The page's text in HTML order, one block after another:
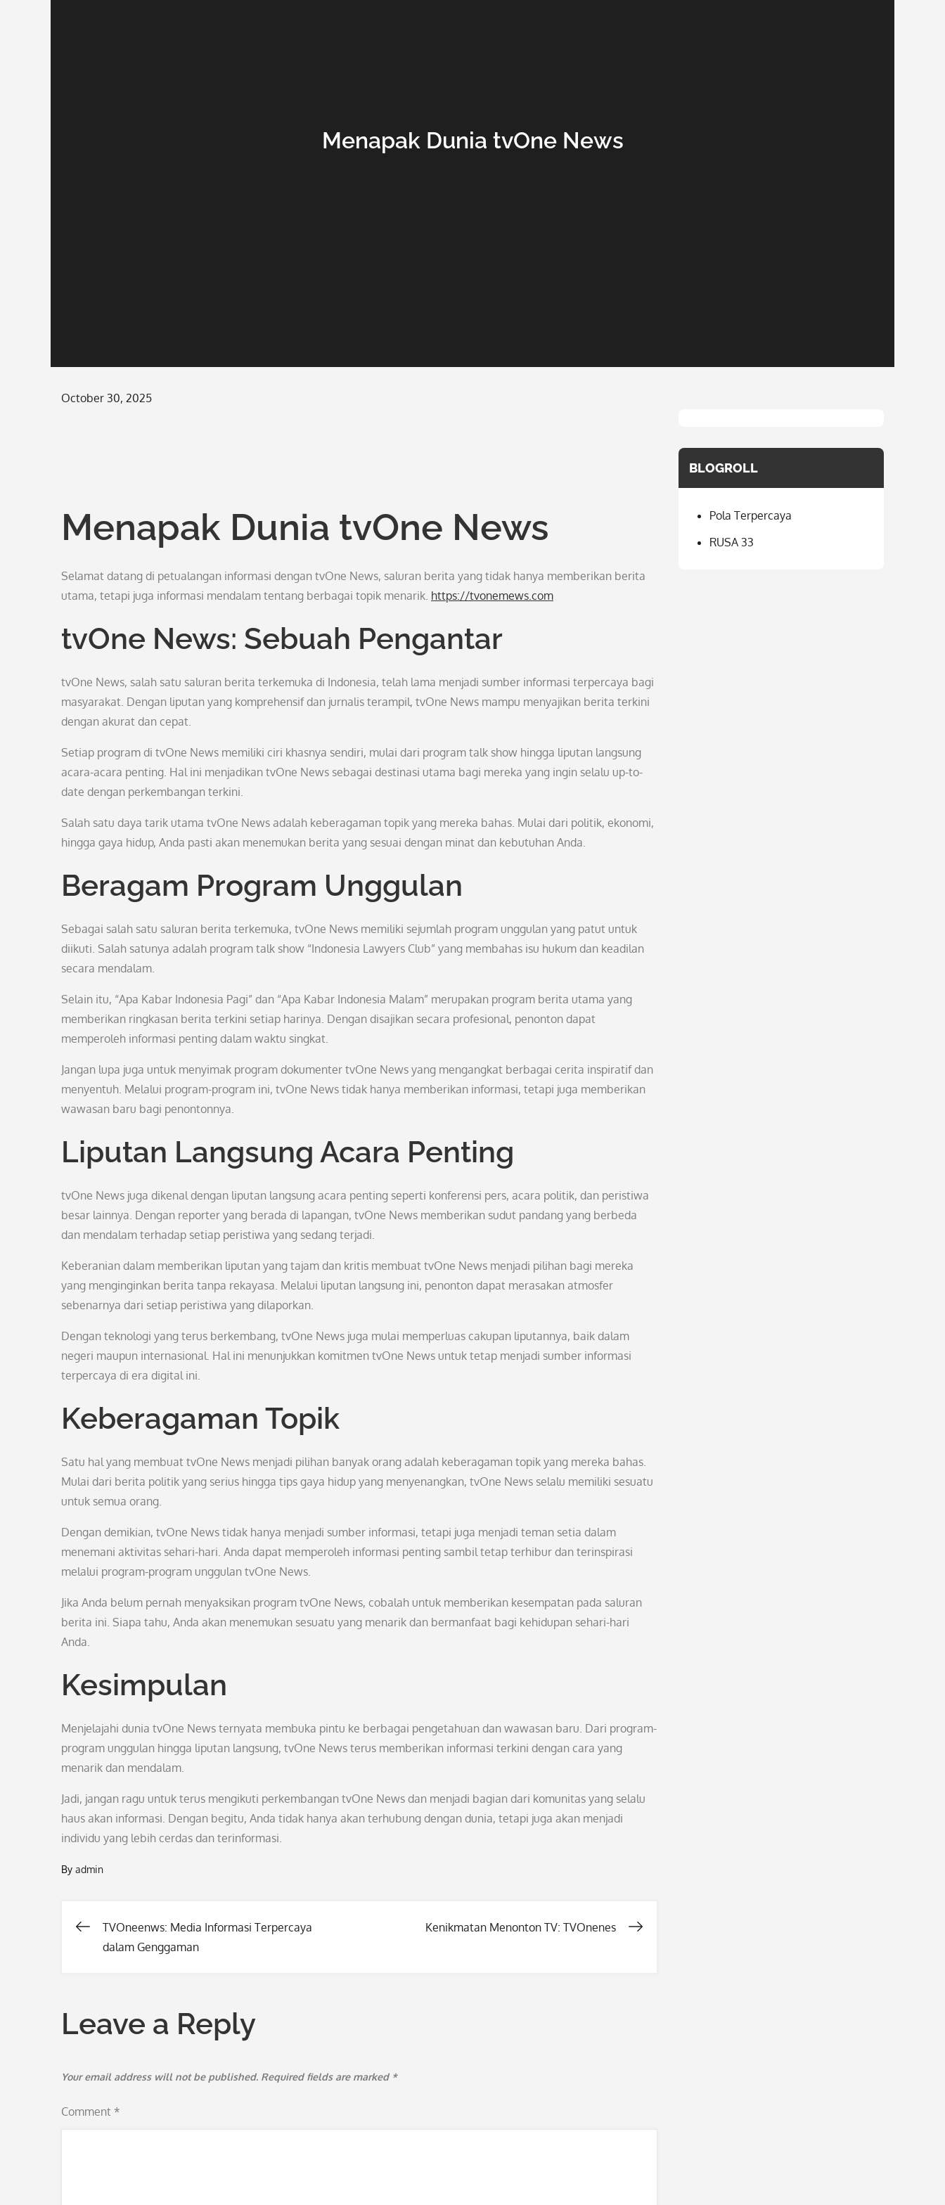
Menapak Dunia tvOne News
Posted
October 30, 2025
Menapak Dunia tvOne News
Selamat datang di petualangan informasi dengan tvOne News, saluran berita yang tidak hanya memberikan berita
utama, tetapi juga informasi mendalam tentang berbagai topik menarik. https://tvonemews.com
tvOne News: Sebuah Pengantar
tvOne News, salah satu saluran berita terkemuka di Indonesia, telah lama menjadi sumber informasi terpercaya bagi
masyarakat. Dengan liputan yang komprehensif dan jurnalis terampil, tvOne News mampu menyajikan berita terkini
dengan akurat dan cepat.
Setiap program di tvOne News memiliki ciri khasnya sendiri, mulai dari program talk show hingga liputan langsung
acara-acara penting. Hal ini menjadikan tvOne News sebagai destinasi utama bagi mereka yang ingin selalu up-to-
date dengan perkembangan terkini.
Salah satu daya tarik utama tvOne News adalah keberagaman topik yang mereka bahas. Mulai dari politik, ekonomi,
hingga gaya hidup, Anda pasti akan menemukan berita yang sesuai dengan minat dan kebutuhan Anda.
Beragam Program Unggulan
Sebagai salah satu saluran berita terkemuka, tvOne News memiliki sejumlah program unggulan yang patut untuk
diikuti. Salah satunya adalah program talk show “Indonesia Lawyers Club” yang membahas isu hukum dan keadilan
secara mendalam.
Selain itu, “Apa Kabar Indonesia Pagi” dan “Apa Kabar Indonesia Malam” merupakan program berita utama yang
memberikan ringkasan berita terkini setiap harinya. Dengan disajikan secara profesional, penonton dapat
memperoleh informasi penting dalam waktu singkat.
Jangan lupa juga untuk menyimak program dokumenter tvOne News yang mengangkat berbagai cerita inspiratif dan
menyentuh. Melalui program-program ini, tvOne News tidak hanya memberikan informasi, tetapi juga memberikan
wawasan baru bagi penontonnya.
Liputan Langsung Acara Penting
tvOne News juga dikenal dengan liputan langsung acara penting seperti konferensi pers, acara politik, dan peristiwa
besar lainnya. Dengan reporter yang berada di lapangan, tvOne News memberikan sudut pandang yang berbeda
dan mendalam terhadap setiap peristiwa yang sedang terjadi.
Keberanian dalam memberikan liputan yang tajam dan kritis membuat tvOne News menjadi pilihan bagi mereka
yang menginginkan berita tanpa rekayasa. Melalui liputan langsung ini, penonton dapat merasakan atmosfer
sebenarnya dari setiap peristiwa yang dilaporkan.
Dengan teknologi yang terus berkembang, tvOne News juga mulai memperluas cakupan liputannya, baik dalam
negeri maupun internasional. Hal ini menunjukkan komitmen tvOne News untuk tetap menjadi sumber informasi
terpercaya di era digital ini.
Keberagaman Topik
Satu hal yang membuat tvOne News menjadi pilihan banyak orang adalah keberagaman topik yang mereka bahas.
Mulai dari berita politik yang serius hingga tips gaya hidup yang menyenangkan, tvOne News selalu memiliki sesuatu
untuk semua orang.
Dengan demikian, tvOne News tidak hanya menjadi sumber informasi, tetapi juga menjadi teman setia dalam
menemani aktivitas sehari-hari. Anda dapat memperoleh informasi penting sambil tetap terhibur dan terinspirasi
melalui program-program unggulan tvOne News.
Jika Anda belum pernah menyaksikan program tvOne News, cobalah untuk memberikan kesempatan pada saluran
berita ini. Siapa tahu, Anda akan menemukan sesuatu yang menarik dan bermanfaat bagi kehidupan sehari-hari
Anda.
Kesimpulan
Menjelajahi dunia tvOne News ternyata membuka pintu ke berbagai pengetahuan dan wawasan baru. Dari program-
program unggulan hingga liputan langsung, tvOne News terus memberikan informasi terkini dengan cara yang
menarik dan mendalam.
Jadi, jangan ragu untuk terus mengikuti perkembangan tvOne News dan menjadi bagian dari komunitas yang selalu
haus akan informasi. Dengan begitu, Anda tidak hanya akan terhubung dengan dunia, tetapi juga akan menjadi
individu yang lebih cerdas dan terinformasi.
By admin
Post
TVOneenws: Media Informasi Terpercaya
dalam Genggaman
Kenikmatan Menonton TV: TVOnenes
Leave a Reply
Your email address will not be published. Required fields are marked *
Comment *
BLOGROLL
Pola Terpercaya
RUSA 33